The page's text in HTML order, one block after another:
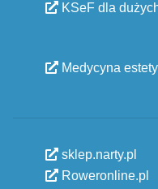
KSeF dla
Medycyna
sklep.narty.pl
Roweronline.pl